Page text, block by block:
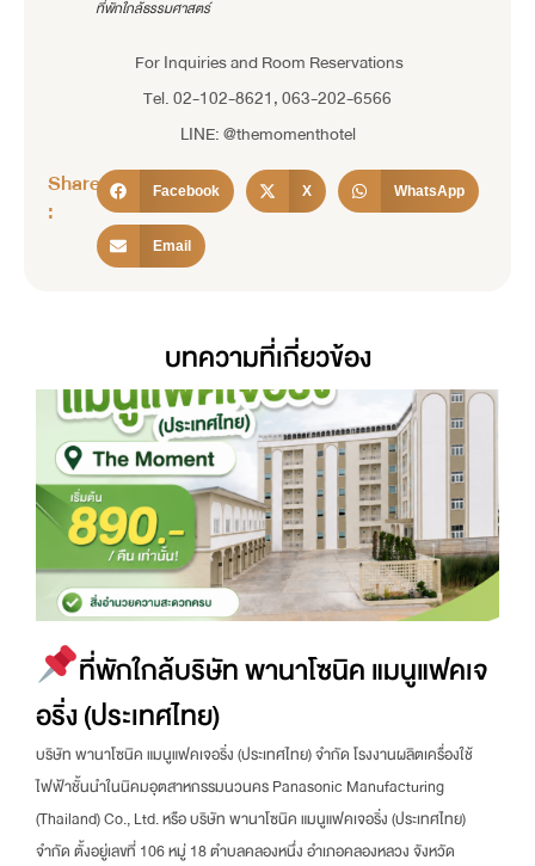
ที่พักใกล้ธรรมศาสตร์
For Inquiries and Room Reservations
Tel. 02-102-8621, 063-202-6566
LINE: @themomenthotel
Share
:
Facebook X WhatsApp
Email
บทความที่เกี่ยวข้อง
ที่พักใกล้บริษัท พานาโซนิค แมนูแฟคเจ
อริ่ง (ประเทศไทย)
บริษัท พานาโซนิค แมนูแฟคเจอริ่ง (ประเทศไทย) จำกัด โรงงานผลิตเครื่องใช้
ไฟฟ้าชั้นนำในนิคมอุตสาหกรรมนวนคร Panasonic Manufacturing
(Thailand) Co., Ltd. หรือ บริษัท พานาโซนิค แมนูแฟคเจอริ่ง (ประเทศไทย)
จำกัด ตั้งอยู่เลขที่ 106 หมู่ 18 ตำบลคลองหนึ่ง อำเภอคลองหลวง จังหวัด